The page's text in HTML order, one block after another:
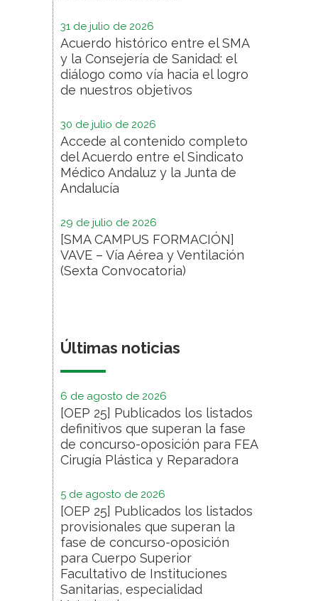
31 de julio de 2026
Acuerdo histórico entre el SMA
y la Consejería de Sanidad: el
diálogo como vía hacia el logro
de nuestros objetivos
30 de julio de 2026
Accede al contenido completo
del Acuerdo entre el Sindicato
Médico Andaluz y la Junta de
Andalucía
29 de julio de 2026
[SMA CAMPUS FORMACIÓN]
VAVE – Vía Aérea y Ventilación
(Sexta Convocatoria)
Últimas noticias
6 de agosto de 2026
[OEP 25] Publicados los listados
definitivos que superan la fase
de concurso-oposición para FEA
Cirugía Plástica y Reparadora
5 de agosto de 2026
[OEP 25] Publicados los listados
provisionales que superan la
fase de concurso-oposición
para Cuerpo Superior
Facultativo de Instituciones
Sanitarias, especialidad